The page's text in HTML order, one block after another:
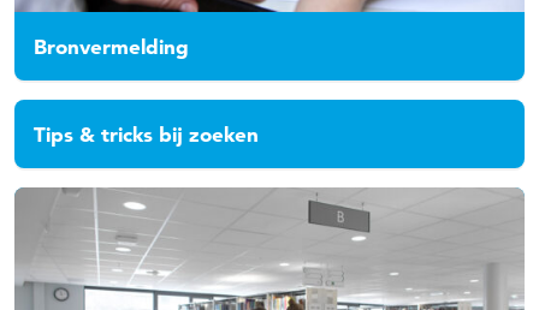
Bronvermelding
Tips & tricks bij zoeken